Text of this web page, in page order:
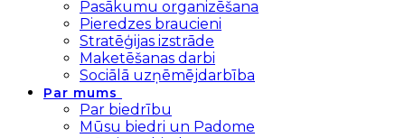
Pasākumu organizēšana
Pieredzes braucieni
Stratēģijas izstrāde
Maketēšanas darbi
Sociālā uzņēmējdarbība
Par mums
Par biedrību
Mūsu biedri un Padome